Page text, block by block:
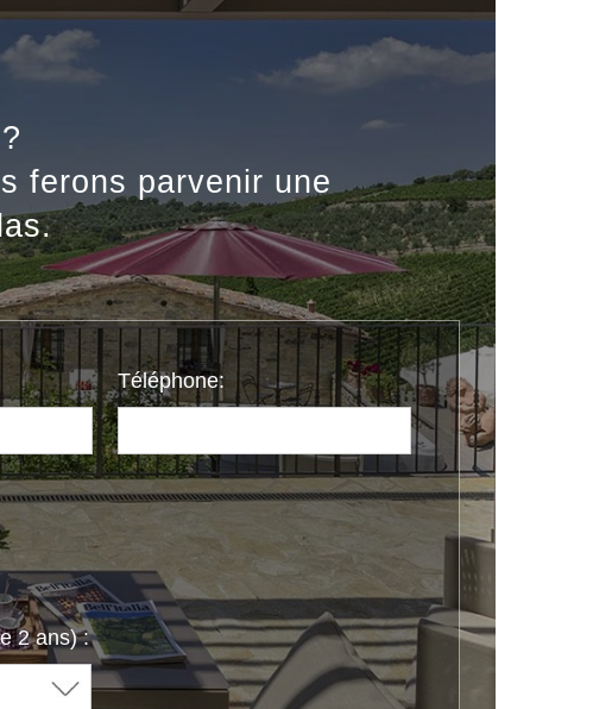
ferons parvenir une
Téléphone:
2 ans) :